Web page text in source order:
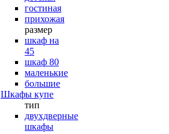
гостиная
прихожая
размер
шкаф на
45
шкаф 80
маленькие
большие
Шкафы купе
тип
двухдверные
шкафы